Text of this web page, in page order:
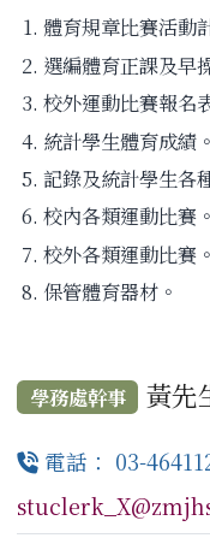
體育規章比賽活動
選編體育正課及早
校外運動比賽報名
統計學生體育成績。
記錄及統計學生各
校內各類運動比賽。
校外各類運動比賽。
保管體育器材。
學務處幹事 黃先
電話： 03-